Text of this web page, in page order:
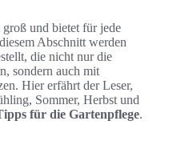
und bietet für jede
Abschnitt werden
die nicht nur die
sondern auch mit
Hier erfährt der Leser,
Sommer, Herbst und
für die Gartenpflege.